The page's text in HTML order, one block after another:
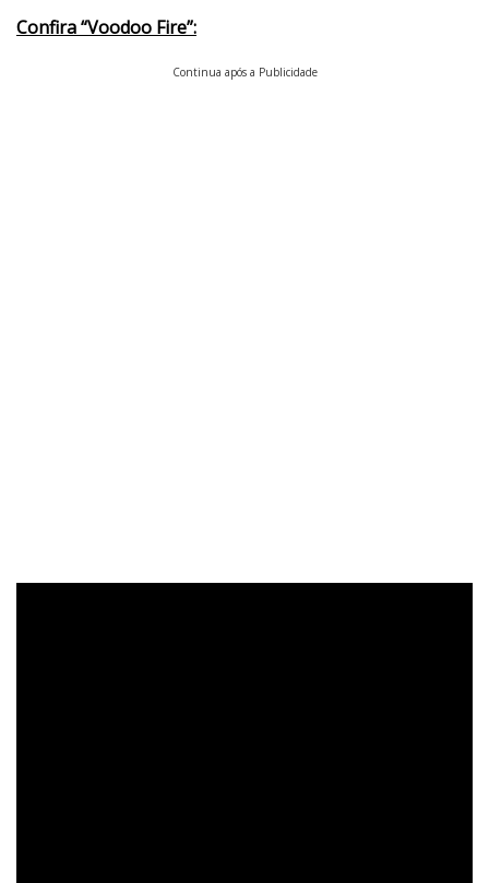
Confira “Voodoo Fire”:
Continua após a Publicidade